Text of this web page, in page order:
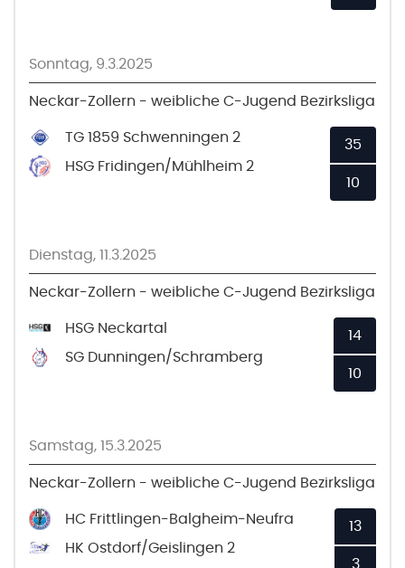
Sonntag, 9.3.2025
Neckar-Zollern - weibliche C-Jugend Bezirksliga
TG 1859 Schwenningen 2
HSG Fridingen/Mühlheim 2
35
10
Dienstag, 11.3.2025
Neckar-Zollern - weibliche C-Jugend Bezirksliga
HSG Neckartal
SG Dunningen/Schramberg
14
10
Samstag, 15.3.2025
Neckar-Zollern - weibliche C-Jugend Bezirksliga
HC Frittlingen-Balgheim-Neufra
HK Ostdorf/Geislingen 2
13
3